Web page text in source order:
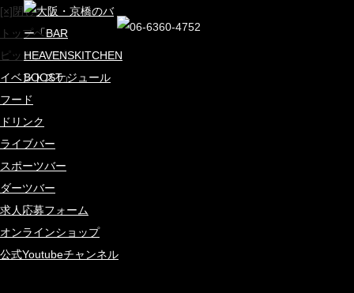
[×]閉じる
トップページ
ピックアップ
イベントスケジュール
フード
ドリンク
ライブバー
スポーツバー
ダーツバー
求人応募フォーム
オンラインショップ
公式Youtubeチャンネル